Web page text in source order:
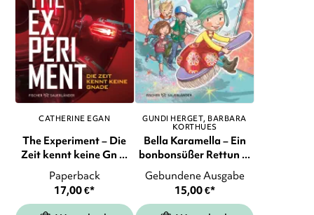
CATHERINE EGAN
The Experiment – Die
Zeit kennt keine Gn ...
Paperback
17,00€*
GUNDI HERGET BARBARA
KORTHUES
Bella Karamella – Ein
bonbonsüßer Rettun ...
Gebundene Ausgabe
15,00€*